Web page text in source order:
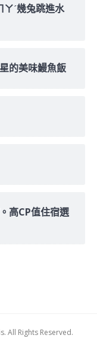
ㄚˊ幾兔跳進水
的美味鰻魚飯
高CP值住宿選
Rights Reserved.